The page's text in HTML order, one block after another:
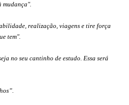
mudança".
realização, viagens e tire força
tem".
no seu cantinho de estudo. Essa será